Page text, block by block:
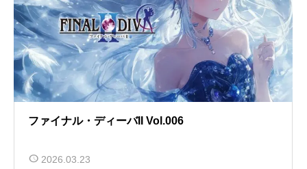
ファイナル・ディーバII Vol.006
2026.03.23